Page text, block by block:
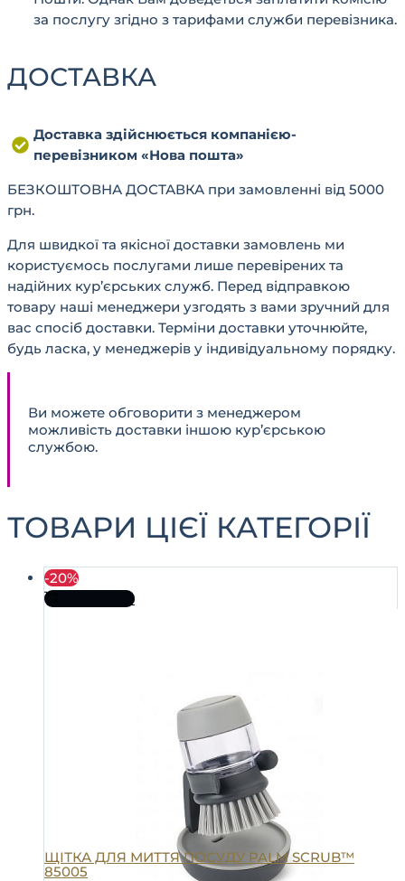
за послугу згідно з тарифами служби перевізника.
ДОСТАВКА
Доставка здійснюється компанією-
перевізником «Нова пошта»
БЕЗКОШТОВНА ДОСТАВКА при замовленні від 5000
грн.
Для швидкої та якісної доставки замовлень ми
користуємось послугами лише перевірених та
надійних кур’єрських служб. Перед відправкою
товару наші менеджери узгодять з вами зручний для
вас спосіб доставки. Терміни доставки уточнюйте,
будь ласка, у менеджерів у індивідуальному порядку.
Ви можете обговорити з менеджером
можливість доставки іншою кур’єрською
службою.
ТОВАРИ ЦІЄЇ КАТЕГОРІЇ
-20%
Про товар
ЩІТКА ДЛЯ МИТТЯ ПОСУДУ PALM SCRUB™
85005